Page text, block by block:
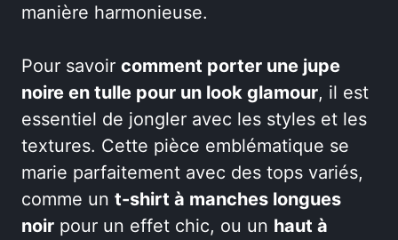
manière harmonieuse.
Pour savoir comment porter une jupe
noire en tulle pour un look glamour, il est
essentiel de jongler avec les styles et les
textures. Cette pièce emblématique se
marie parfaitement avec des tops variés,
comme un t-shirt à manches longues
noir pour un effet chic, ou un haut à